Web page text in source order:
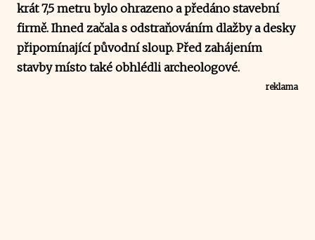
krát 7,5 metru bylo ohrazeno a předáno stavební
firmě. Ihned začala s odstraňováním dlažby a desky
připomínající původní sloup. Před zahájením
stavby místo také obhlédli archeologové.
reklama